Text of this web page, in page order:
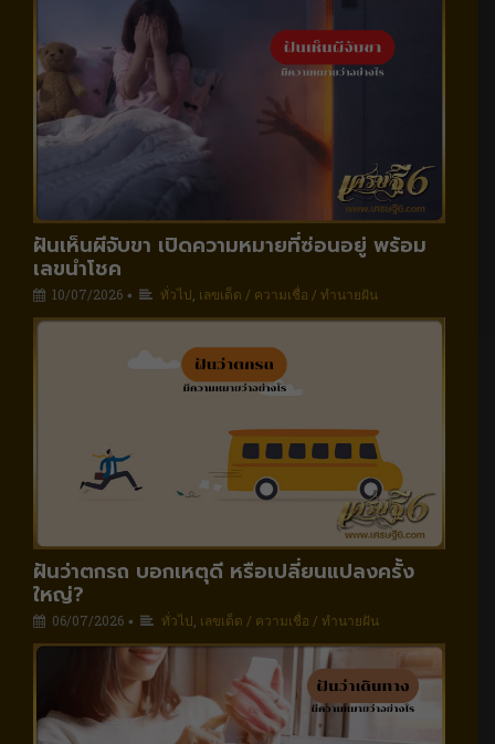
ฝันเห็นผีจับขา เปิดความหมายที่ซ่อนอยู่ พร้อม
เลขนำโชค
10/07/2026 • ทั่วไป เลขเด็ด / ความเชื่อ / ทำนายฝัน
ฝันว่าตกรถ บอกเหตุดี หรือเปลี่ยนแปลงครั้ง
ใหญ่?
06/07/2026 • ทั่วไป เลขเด็ด / ความเชื่อ / ทำนายฝัน